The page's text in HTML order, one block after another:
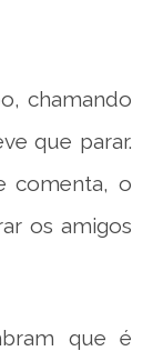
chamando
que parar.
comenta, o
os amigos
que é